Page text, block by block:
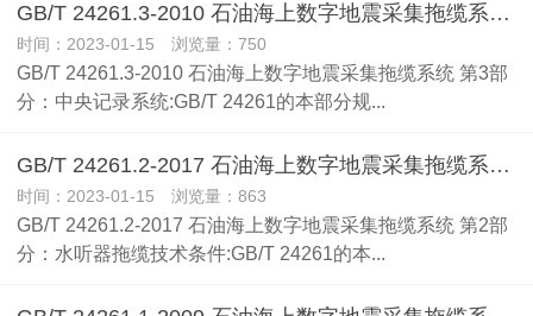
GB/T 24261.3-2010 石油海上数字地震采集拖缆系统 第3部分：中央记录系统
时间：2023-01-15 浏览量：750
GB/T 24261.3-2010 石油海上数字地震采集拖缆系统 第3部
分：中央记录系统:GB/T 24261的本部分规...
GB/T 24261.2-2017 石油海上数字地震采集拖缆系统 第2部分：水听器拖缆技术条件
时间：2023-01-15 浏览量：863
GB/T 24261.2-2017 石油海上数字地震采集拖缆系统 第2部
分：水听器拖缆技术条件:GB/T 24261的本...